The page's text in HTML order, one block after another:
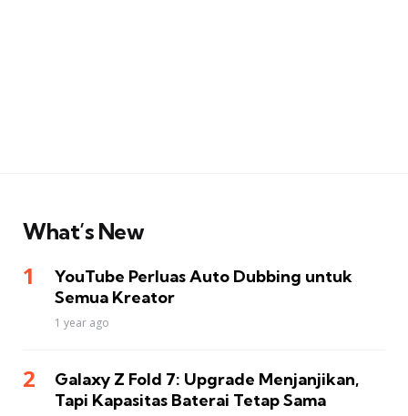
What’s New
YouTube Perluas Auto Dubbing untuk
Semua Kreator
1 year ago
Galaxy Z Fold 7: Upgrade Menjanjikan,
Tapi Kapasitas Baterai Tetap Sama